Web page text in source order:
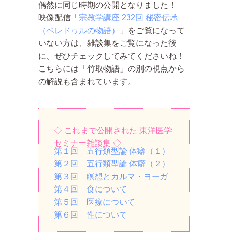
偶然に同じ時期の公開となりました！
映像配信「 宗教学講座 232回 秘密伝承
（ペレドゥルの物語）
」をご覧になって
いない方は、雑談集をご覧になった後
に、ぜひチェックしてみてくださいね！
こちらには「竹取物語」の別の視点から
の解説も含まれています。
◇ これまで公開された 東洋医学
セミナー雑談集 ◇
第１回 五行類型論 体癖（１）
第２回 五行類型論 体癖（２）
第３回 瞑想とカルマ・ヨーガ
第４回 食について
第５回 医療について
第６回 性について